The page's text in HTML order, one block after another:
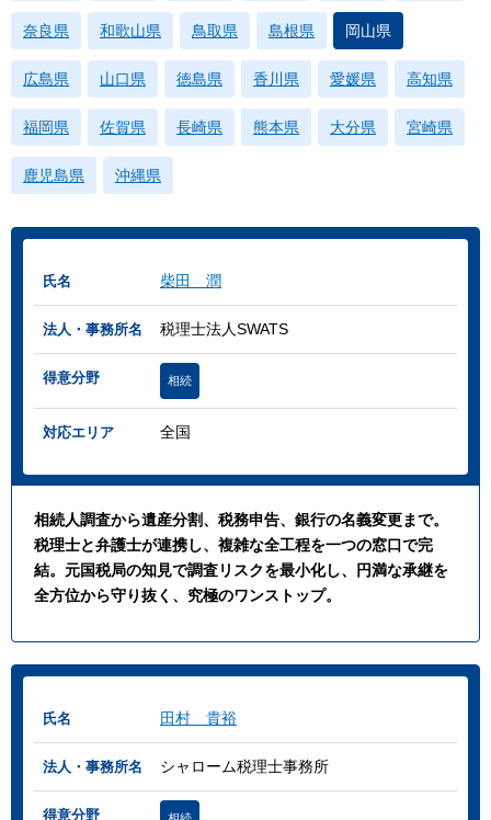
奈良県 和歌山県 鳥取県 島根県 岡山県
広島県 山口県 徳島県 香川県 愛媛県 高知県
福岡県 佐賀県 長崎県 熊本県 大分県 宮崎県
鹿児島県 沖縄県
氏名 柴田 潤
法人・事務所名 税理士法人SWATS
得意分野 相続
対応エリア 全国
相続人調査から遺産分割、税務申告、銀行の名義変更まで。
税理士と弁護士が連携し、複雑な全工程を一つの窓口で完
結。元国税局の知見で調査リスクを最小化し、円満な承継を
全方位から守り抜く、究極のワンストップ。
氏名 田村 貴裕
法人・事務所名 シャローム税理士事務所
得意分野